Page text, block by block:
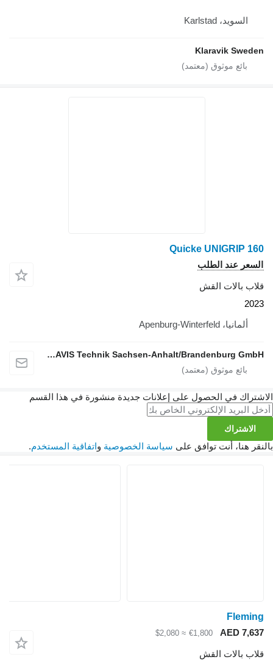
السويد، Karlstad
Klaravik Sweden
Quicke UNIGRIP 160
السعر عند الطلب
قلاب بالات القش
2023
ألمانيا، Apenburg-Winterfeld
AGRAVIS Technik Sachsen-Anhalt/Brandenburg GmbH
الاشتراك في الحصول على إعلانات جديدة منشورة في هذا القسم
الاشتراك
بالنقر هنا، أنت توافق على سياسة الخصوصية واتفاقية المستخدم.
Fleming
AED 7,637
€1,800
≈ $2,080
قلاب بالات القش